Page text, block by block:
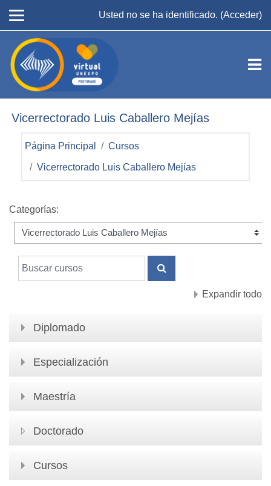
Usted no se ha identificado. (Acceder)
Vicerrectorado Luis Caballero Mejías
Página Principal Cursos
Vicerrectorado Luis Caballero Mejías
Categorías:
Buscar cursos
BUSCAR CURSOS
Expandir todo
Diplomado
Especialización
Maestría
Doctorado
Cursos